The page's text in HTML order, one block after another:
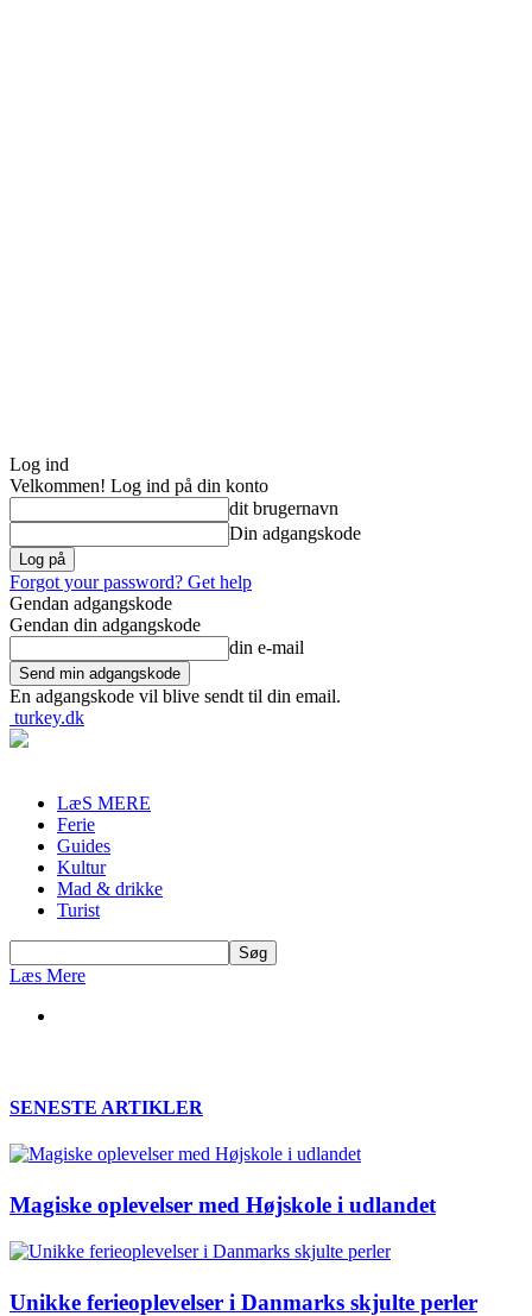
Log ind
Velkommen! Log ind på din konto
dit brugernavn
Din adgangskode
Forgot your password? Get help
Gendan adgangskode
Gendan din adgangskode
din e-mail
En adgangskode vil blive sendt til din email.
turkey.dk
LæS MERE
Ferie
Guides
Kultur
Mad & drikke
Turist
Læs Mere
SENESTE ARTIKLER
Magiske oplevelser med Højskole i udlandet
Unikke ferieoplevelser i Danmarks skjulte perler